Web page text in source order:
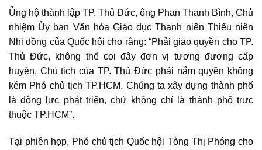
Ủng hộ thành lập TP. Thủ Đức, ông Phan Thanh Bình, Chủ
nhiệm Ủy ban Văn hóa Giáo dục Thanh niên Thiếu niên
Nhi đồng của Quốc hội cho rằng: “Phải giao quyền cho TP.
Thủ Đức, không thể coi đây đơn vị tương đương cấp
huyện. Chủ tịch của TP. Thủ Đức phải nắm quyền không
kém Phó chủ tịch TP.HCM. Chúng ta xây dựng thành phố
là động lực phát triển, chứ không chỉ là thành phố trực
thuộc TP.HCM”.
Tại phiên họp, Phó chủ tịch Quốc hội Tòng Thị Phóng cho